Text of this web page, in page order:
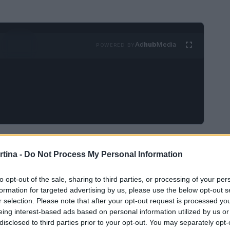
- Do Not Process My Personal Information
opt-out of the sale, sharing to third parties, or processing of your
for targeted advertising by us, please use the below opt-out
selection. Please note that after your opt-out request is processed
interest-based ads based on personal information utilized by us
to third parties prior to your opt-out. You may separately
AdhubMedia
lo sci di fondo giovanile
competizione. Questo evento, giunto alla sua
imperdibile per i giovani atleti di sci di
si svolgerà presso il rinnovato